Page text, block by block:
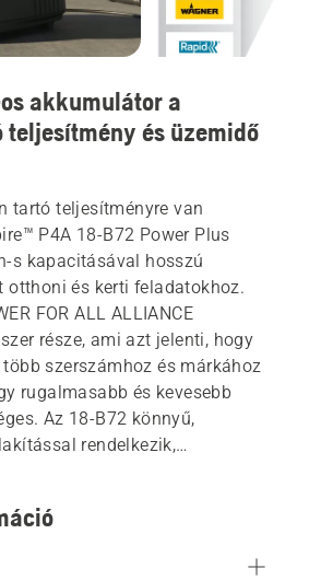
akkumulátor a
teljesítmény és üzemidő
tartó teljesítményre van
P4A 18-B72 Power Plus
s kapacitásával hosszú
otthoni és kerti feladatokhoz.
FOR ALL ALLIANCE
része, ami azt jelenti, hogy
szerszámhoz és márkához
rugalmasabb és kevesebb
Az 18-B72 könnyű,
rendelkezik,
a akkumulátor háza körül.